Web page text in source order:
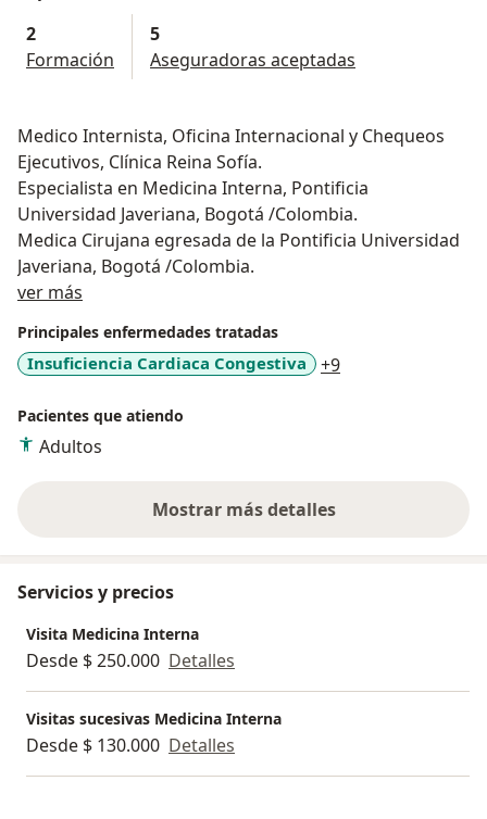
2
Formación
5
Aseguradoras aceptadas
Medico Internista, Oficina Internacional y Chequeos
Ejecutivos, Clínica Reina Sofía.
Especialista en Medicina Interna, Pontificia
Universidad Javeriana, Bogotá /Colombia.
Medica Cirujana egresada de la Pontificia Universidad
Javeriana, Bogotá /Colombia.
ver más
Principales enfermedades tratadas
Insuficiencia Cardiaca Congestiva +9
Pacientes que atiendo
Adultos
Mostrar más detalles
sobre la experiencia
Servicios y precios
Visita Medicina Interna
Desde $ 250.000 Detalles
Visitas sucesivas Medicina Interna
Desde $ 130.000 Detalles